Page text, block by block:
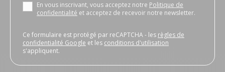
En vous inscrivant, vous acceptez notre Politique de
confidentialité et acceptez de recevoir notre newsletter.
Ce formulaire est protégé par reCAPTCHA - les règles de
confidentialité Google et les conditions d'utilisation
s'appliquent.